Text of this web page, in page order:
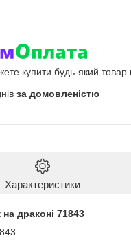
купити будь-який
за домовленістю
Характеристики
драконі 71843